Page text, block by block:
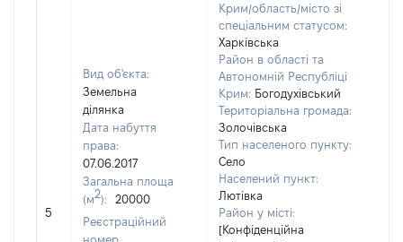
5
Вид об'єкта:
Земельна
ділянка
Дата набуття
права:
07.06.2017
Загальна площа
(м2):
20000
Реєстраційний
номер
Крим/область/місто зі
спеціальним статусом:
Харківська
Район в області та
Автономній Республіці
Крим: Богодухівський
Територіальна громада:
Золочівська
Тип населеного пункту:
Село
Населений пункт:
Лютівка
Район у місті:
[Конфіденційна